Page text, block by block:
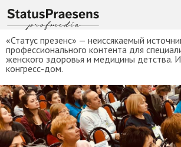
«Статус презенс» — неиссякаемый
профессионального контента для
женского здоровья и медицины детства.
конгресс-дом.